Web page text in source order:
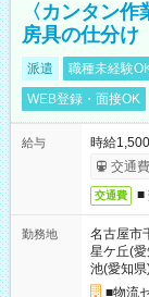
〈カンタン
房具の仕分け
派遣 職種未経験
WEB登録・面接OK
給与
時給
交通
交通費 ■
勤務地
名古屋市
星ケ丘(
池(愛知
■物流